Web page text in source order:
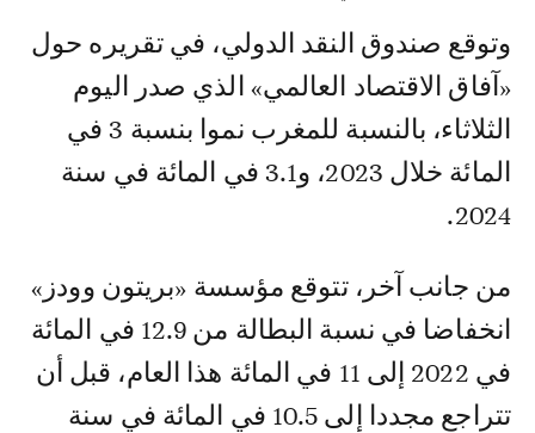
وتوقع صندوق النقد الدولي، في تقريره حول
«آفاق الاقتصاد العالمي» الذي صدر اليوم
الثلاثاء، بالنسبة للمغرب نموا بنسبة 3 في
المائة خلال 2023، و3.1 في المائة في سنة
2024.
من جانب آخر، تتوقع مؤسسة «بريتون وودز»
انخفاضا في نسبة البطالة من 12.9 في المائة
في 2022 إلى 11 في المائة هذا العام، قبل أن
تتراجع مجددا إلى 10.5 في المائة في سنة